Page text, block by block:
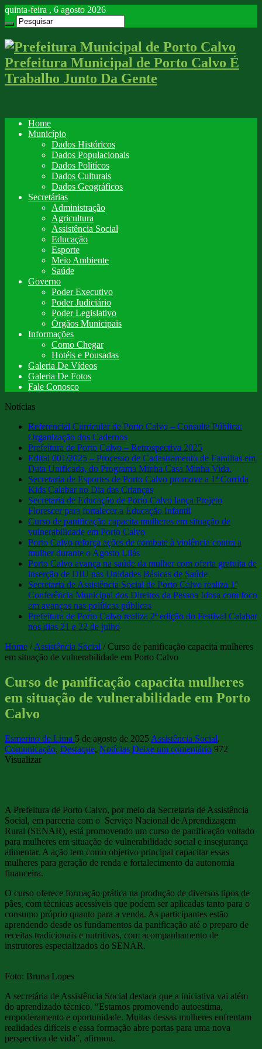
quinta-feira , 6 agosto 2026
Prefeitura Municipal de Porto Calvo É
Trabalho Junto Da Gente
Home
Município
Dados Históricos
Dados Populacionais
Dados Politícos
Dados Culturais
Dados Geográficos
Secretárias
Administração
Agricultura
Assistência Social
Educação
Esporte
Meio Ambiente
Saúde
Governo
Poder Executivo
Poder Judiciário
Poder Legislativo
Órgãos Municipais
Informações
Como Chegar
Hotéis e Pousadas
Galeria De Vídeos
Galeria De Fotos
Fale Conosco
Notícias
Referencial Curricular de Porto Calvo – Consulta Pública:
Organização dos Cadernos
Prefeitura de Porto Calvo – Retrospectiva 2025
Edital 001/2025 – Processo de Cadastramento de Familias em
Data Unificada, do Programa Minha Casa Minha Vida.
Secretaria de Esportes de Porto Calvo promove a 1ª Corrida
Kids Calabar no Dia das Crianças
Secretaria de Educação de Porto Calvo lança Projeto
Florescer para fortalecer a Educação Infantil
Curso de panificação capacita mulheres em situação de
vulnerabilidade em Porto Calvo
Porto Calvo reforça ações de combate à violência contra a
mulher durante o Agosto Lilás
Porto Calvo avança na saúde da mulher com oferta gratuita de
inserção de DIU nas Unidades Básicas de Saúde
Secretaria de Assistência Social de Porto Calvo realiza 1ª
Conferência Municipal dos Direitos da Pessoa Idosa com foco
em avanços nas políticas públicas
Prefeitura de Porto Calvo realiza 2ª edição do Festival Calabar
nos dias 21 e 22 de julho
Home / Assistência Social / Curso de panificação capacita mulheres
em situação de vulnerabilidade em Porto Calvo
Curso de panificação capacita mulheres
em situação de vulnerabilidade em Porto
Calvo
Esmerino de Lima 5 de agosto de 2025 Assistência Social,
Comunicação, Destaque, Notícias Deixe um comentário 972
Visualizar
A Prefeitura de Porto Calvo, por meio da Secretaria de Assistência
Social, em parceria com o Serviço Nacional de Aprendizagem
Rural (SENAR), está promovendo um curso de panificação voltado
para mulheres em situação de vulnerabilidade social e insegurança
alimentar. A ação tem como objetivo principal capacitar essas
mulheres para geração de renda e fortalecimento da autonomia
financeira.
O curso oferece formação prática na produção de diversos tipos de
pães, com técnicas acessíveis que podem ser aplicadas tanto para o
consumo próprio quanto para a venda. As participantes estão
aprendendo desde os fundamentos da panificação até o preparo de
receitas tradicionais e nutritivas, com acompanhamento de
instrutores especializados do SENAR.
Foto: Bruna Lopes
A secretária de Assistência Social destaca que a iniciativa vai além
do aprendizado técnico. “Estamos promovendo autoestima,
empoderamento e oportunidade. Muitas dessas mulheres enfrentam
realidades difíceis e essa formação abre portas para uma nova
perspectiva de vida”, afirmou.